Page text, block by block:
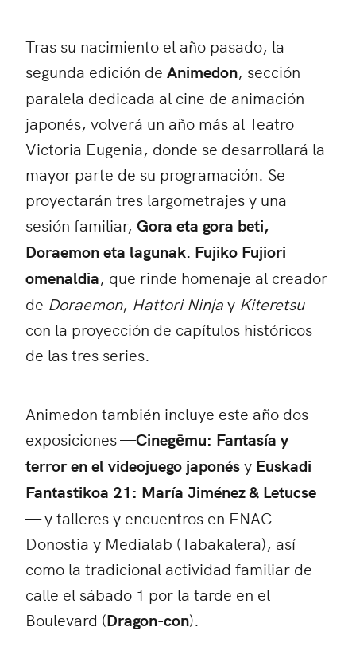
Tras su nacimiento el año pasado, la
segunda edición de Animedon, sección
paralela dedicada al cine de animación
japonés, volverá un año más al Teatro
Victoria Eugenia, donde se desarrollará la
mayor parte de su programación. Se
proyectarán tres largometrajes y una
sesión familiar, Gora eta gora beti,
Doraemon eta lagunak. Fujiko Fujiori
omenaldia, que rinde homenaje al creador
de Doraemon, Hattori Ninjay Kiteretsu
con la proyección de capítulos históricos
de las tres series.
Animedon también incluye este año dos
exposiciones —Cinegēmu: Fantasía y
terror en el videojuego japonésy Euskadi
Fantastikoa 21: María Jiménez & Letucse
— y talleres y encuentros en FNAC
Donostia y Medialab (Tabakalera), así
como la tradicional actividad familiar de
calle el sábado 1 por la tarde en el
Boulevard (Dragon-con).